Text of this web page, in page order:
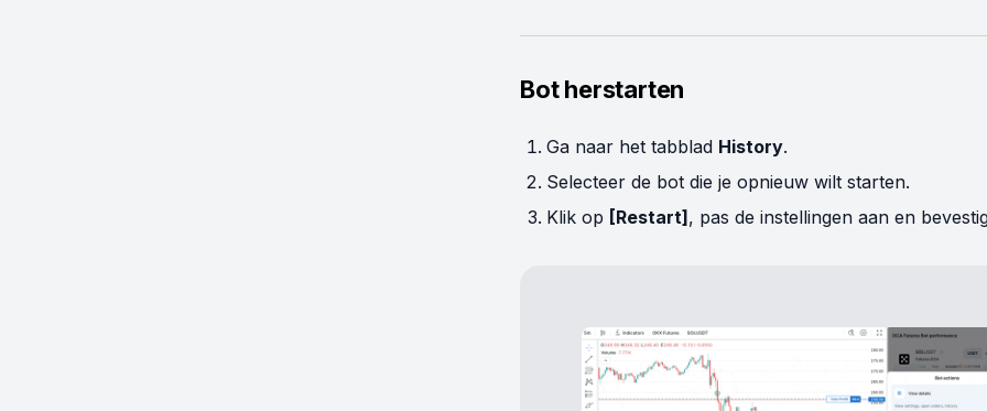
Bot herstarten
Ga naar het tabblad History.
Selecteer de bot die je opnieuw wilt starten.
Klik op [Restart], pas de instellingen aan en